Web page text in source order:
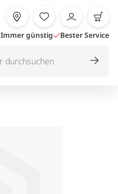
Immer günstig Bester Service